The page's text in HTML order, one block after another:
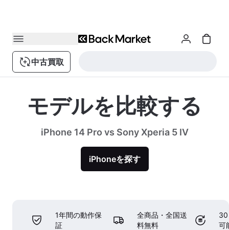
中古買取
モデルを比較する
iPhone 14 Pro vs Sony Xperia 5 IV
iPhoneを探す
1年間の動作保
証
全商品・全国送
料無料
30
可